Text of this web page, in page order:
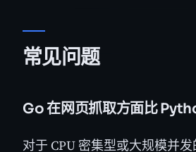
常见问题
Go 在网页抓取方面比
对于 CPU 密集型或大规模并发